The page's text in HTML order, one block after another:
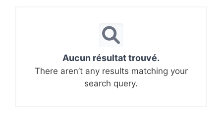
Aucun résultat trouvé.
There aren’t any results matching your
search query.